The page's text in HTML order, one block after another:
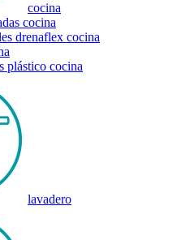
cocina
cocina
drenaflex cocina
plástico cocina
lavadero